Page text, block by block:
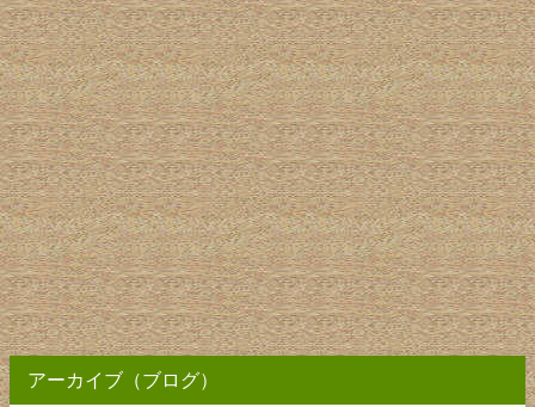
アーカイブ（ブログ）